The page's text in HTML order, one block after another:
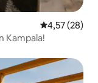
Gemiddelde
4,57 (28)
Kampala!